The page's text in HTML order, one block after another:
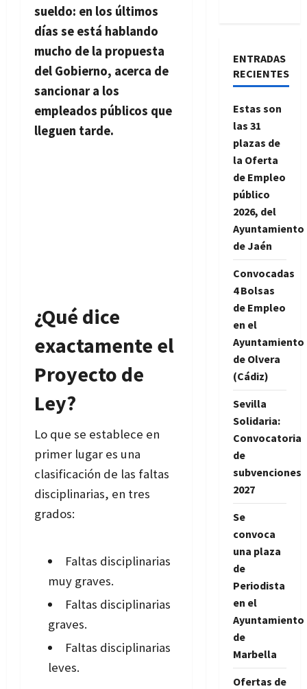
sueldo: en los últimos
días se está hablando
mucho de la propuesta
del Gobierno, acerca de
sancionar a los
empleados públicos que
lleguen tarde.
¿Qué dice
exactamente el
Proyecto de
Ley?
Lo que se establece en
primer lugar es una
clasificación de las faltas
disciplinarias, en tres
grados:
Faltas disciplinarias
muy graves.
Faltas disciplinarias
graves.
Faltas disciplinarias
leves.
ENTRADAS
RECIENTES
Estas son
las 31
plazas de
la Oferta
de Empleo
público
2026, del
Ayuntamiento
de Jaén
Convocadas
4 Bolsas
de Empleo
en el
Ayuntamiento
de Olvera
(Cádiz)
Sevilla
Solidaria:
Convocatoria
de
subvenciones
2027
Se
convoca
una plaza
de
Periodista
en el
Ayuntamiento
de
Marbella
Ofertas de